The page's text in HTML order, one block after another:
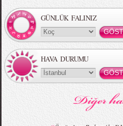
GÜNLÜK FALINIZ
HAVA DURUMU